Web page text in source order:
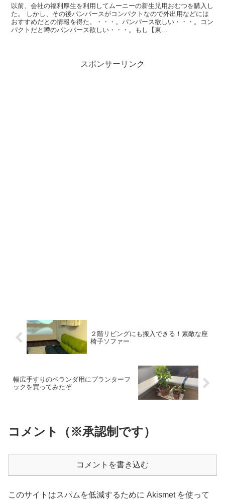
以前、会社の福利厚生を利用してムーニーの新生児用おむつを購入し
た。 しかし、その後パンパースがコンパクトなので外出用などには
おすすめだとの情報を得た。・・・。パンパース欲しい・・・。コン
パクトだと噂のパンパース欲しい・・・。もし【東...
スポンサーリンク
２階リビングにも搬入できる！素敵な座
椅子ソファー
幅広手すりのベランダ用にプランターフ
ックを買ってみたぞ
コメント（※承認制です）
コメントを書き込む
このサイトはスパムを低減するために Akismet を使って